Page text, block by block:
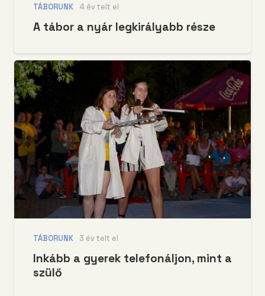
TÁBORUNK 4 év telt el
A tábor a nyár legkirályabb része
TÁBORUNK 3 év telt el
Inkább a gyerek telefonáljon, mint a
szülő